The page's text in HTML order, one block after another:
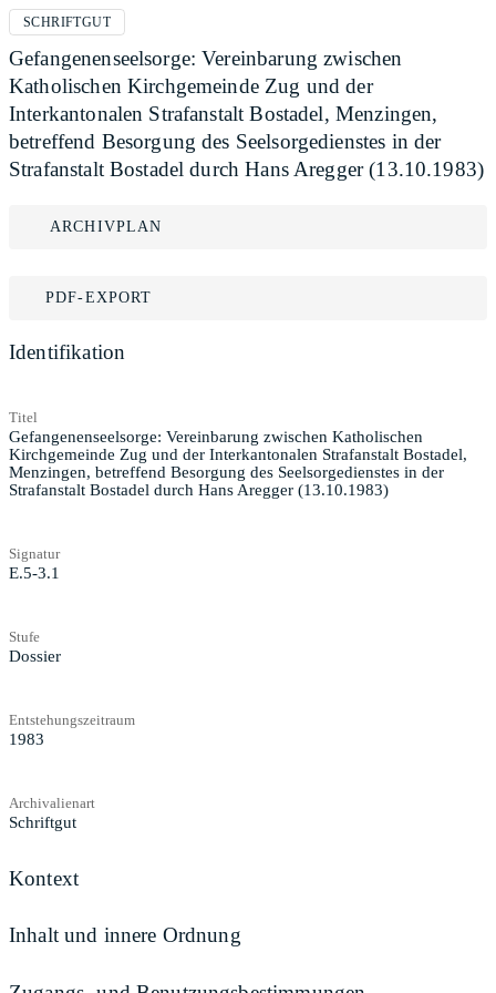
SCHRIFTGUT
Gefangenenseelsorge: Vereinbarung zwischen
Katholischen Kirchgemeinde Zug und der
Interkantonalen Strafanstalt Bostadel, Menzingen,
betreffend Besorgung des Seelsorgedienstes in der
Strafanstalt Bostadel durch Hans Aregger (13.10.1983)
ARCHIVPLAN
PDF-EXPORT
Identifikation
Titel
Gefangenenseelsorge: Vereinbarung zwischen Katholischen
Kirchgemeinde Zug und der Interkantonalen Strafanstalt Bostadel,
Menzingen, betreffend Besorgung des Seelsorgedienstes in der
Strafanstalt Bostadel durch Hans Aregger (13.10.1983)
Signatur
E.5-3.1
Stufe
Dossier
Entstehungszeitraum
1983
Archivalienart
Schriftgut
Kontext
Inhalt und innere Ordnung